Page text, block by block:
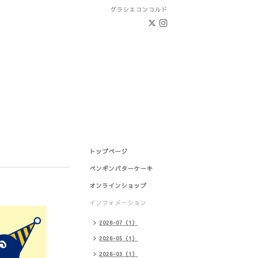
グラシエコンコルド
トップページ
ペンギンバターケーキ
オンラインショップ
インフォメーション
2026-07（1）
2026-05（1）
2026-03（1）